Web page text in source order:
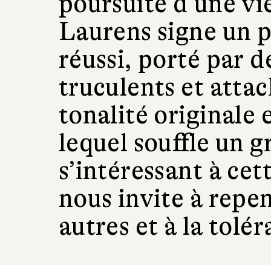
Laurens signe un
réussi, porté par
truculents et
tonalité originale
lequel souffle un
s’intéressant à
nous invite à
autres et à la